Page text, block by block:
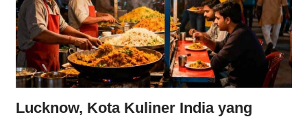
Lucknow, Kota Kuliner India yang